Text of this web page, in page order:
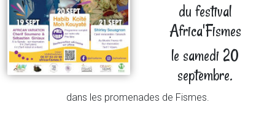
du festival
Africa'Fismes
le samedi 20
septembre.
dans les promenades de Fismes.